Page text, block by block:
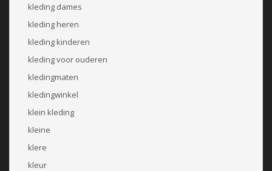
kleding dames
kleding heren
kleding kinderen
kleding voor ouderen
kledingmaten
kledingwinkel
klein kleding
kleine
klere
kleur